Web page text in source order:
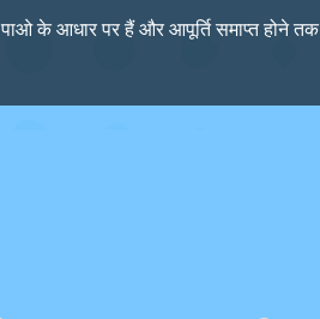
के आधार पर हैं और आपूर्ति समाप्त होने तक